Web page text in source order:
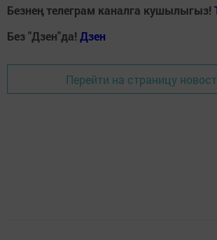
Безнең телеграм каналга кушылыгыз!
Без "Дзен"да! Дзен
Перейти на страницу